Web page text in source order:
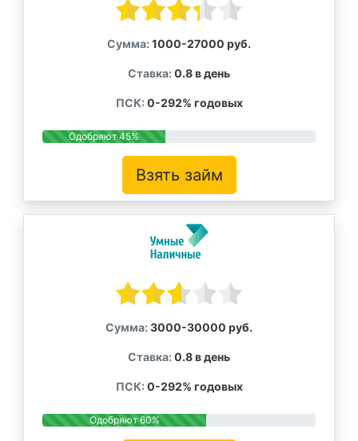
Сумма: 1000-27000 руб.
Ставка: 0.8 в день
ПСК: 0-292% годовых
Одобряют 45%
Взять займ
Сумма: 3000-30000 руб.
Ставка: 0.8 в день
ПСК: 0-292% годовых
Одобряют 60%